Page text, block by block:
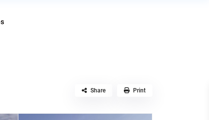
Share Print